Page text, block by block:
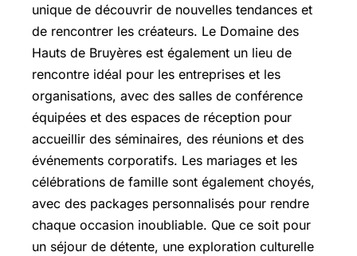
unique de découvrir de nouvelles tendances et
de rencontrer les créateurs. Le Domaine des
Hauts de Bruyères est également un lieu de
rencontre idéal pour les entreprises et les
organisations, avec des salles de conférence
équipées et des espaces de réception pour
accueillir des séminaires, des réunions et des
événements corporatifs. Les mariages et les
célébrations de famille sont également choyés,
avec des packages personnalisés pour rendre
chaque occasion inoubliable. Que ce soit pour
un séjour de détente, une exploration culturelle